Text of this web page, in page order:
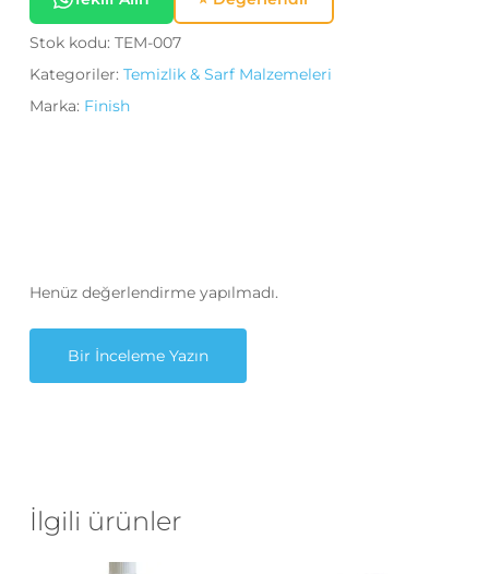
Stok kodu: TEM-007
Kategoriler: Temizlik & Sarf Malzemeleri
Marka: Finish
Henüz değerlendirme yapılmadı.
Bir İnceleme Yazın
İlgili ürünler